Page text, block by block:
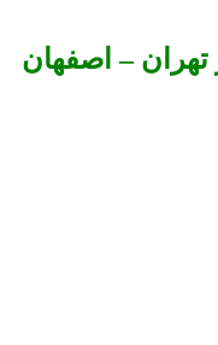
– اصفهان